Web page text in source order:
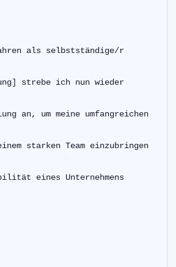
als selbstständige/r
strebe ich nun wieder
an, um meine umfangreichen
starken Team einzubringen
eines Unternehmens